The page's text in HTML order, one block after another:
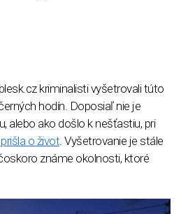
kriminalisti vyšetrovali túto
hodín. Doposiaľ nie je
alebo ako došlo k nešťastiu, pri
o život . Vyšetrovanie je stále
známe okolnosti, ktoré